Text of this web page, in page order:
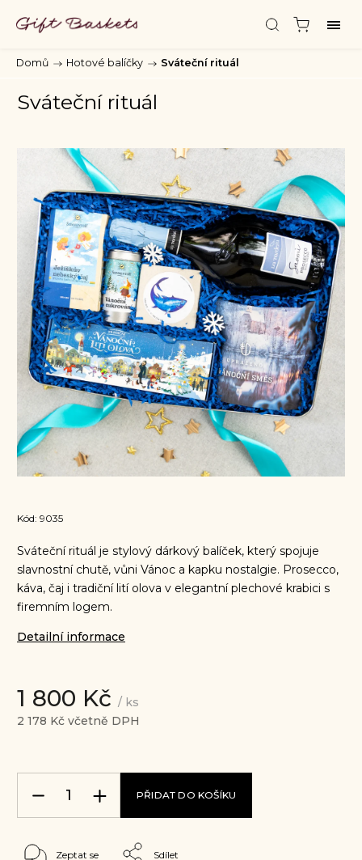
Domů / Hotové balíčky / Sváteční rituál
Sváteční rituál
Kód: 9035
Sváteční rituál je stylový dárkový balíček, který spojuje
slavnostní chutě, vůni Vánoc a kapku nostalgie. Prosecco,
káva, čaj i tradiční lití olova v elegantní plechové krabici s
firemním logem.
Detailní informace
1 800 Kč / ks
2 178 Kč včetně DPH
PŘIDAT DO KOŠÍKU
Zeptat se Sdílet